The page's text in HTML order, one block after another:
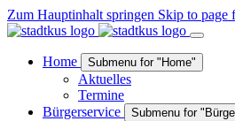
Zum Hauptinhalt springen Skip to page
Home Submenu for "Home"
Aktuelles
Termine
Bürgerservice
Submenu for